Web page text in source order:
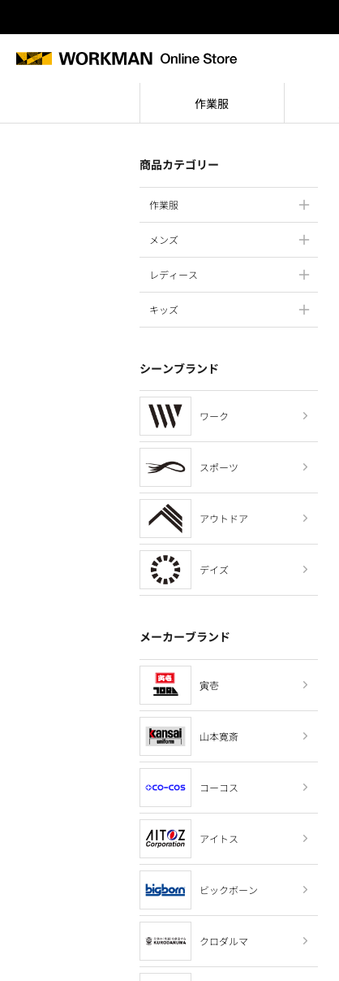
作業服
商品カテゴリー
作業服
メンズ
レディース
キッズ
シーンブランド
ワーク
スポーツ
アウトドア
デイズ
メーカーブランド
寅壱
山本寛斎
コーコス
アイトス
ビックボーン
クロダルマ